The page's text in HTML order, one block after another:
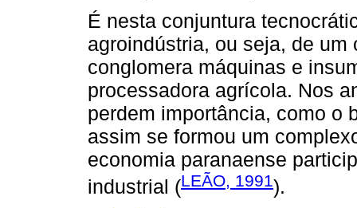
É nesta conjuntura
agroindústria, ou seja, de
conglomera máquinas e
processadora agrícola. Nos
perdem importância, como o
assim se formou um
economia paranaense
industrial (LEÃO, 1991).